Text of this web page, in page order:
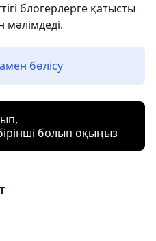
блогерлерге қатысты
мәлімдеді.
бөлісу
болып оқыңыз